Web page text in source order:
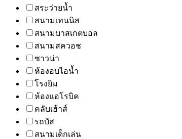
สระว่ายน้ำ
สนามเทนนิส
สนามบาสเกตบอล
สนามสควอช
ซาวน่า
ห้องอบไอน้ำ
โรงยิม
ห้องแอโรบิค
คลับเฮ้าส์
รถบัส
สนามเด็กเล่น